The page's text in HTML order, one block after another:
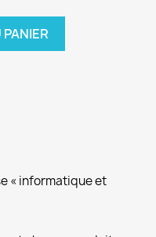
« informatique et